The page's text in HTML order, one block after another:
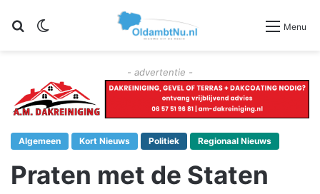
Zoeken Menu
- advertentie -
Algemeen Kort Nieuws Politiek Regionaal Nieuws
Praten met de Staten